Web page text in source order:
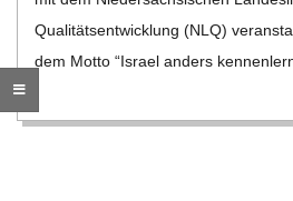
-
G
Qua­li­täts­ent­wick­lung (NLQ)
dem Motto “Israel anders